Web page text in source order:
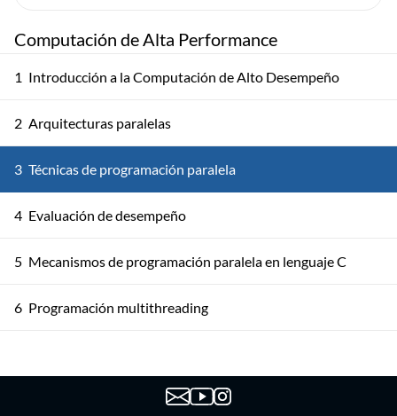
Computación de Alta Performance
1 Introducción a la Computación de Alto Desempeño
2 Arquitecturas paralelas
3 Técnicas de programación paralela
4 Evaluación de desempeño
5 Mecanismos de programación paralela en lenguaje C
6 Programación multithreading